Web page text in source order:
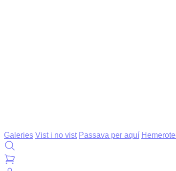
Galeries Vist i no vist Passava per aquí